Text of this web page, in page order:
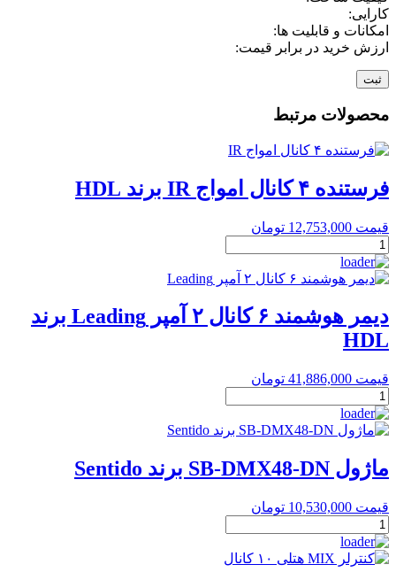
کارایی:
امکانات و قابلیت ها:
ارزش خرید در برابر قیمت:
محصولات مرتبط
فرستنده ۴ کانال امواج IR برند HDL
قیمت 12,753,000 تومان
فرستنده
۴
کانال
برند
HDL
دیمر هوشمند ۶ کانال ۲ آمپر Leading برند
HDL
قیمت 41,886,000 تومان
دیمر
هوشمند
۶
آمپر
برند
HDL
عدد
ماژول SB-DMX48-DN برند Sentido
قیمت 10,530,000 تومان
ماژول
SB-
DMX48-